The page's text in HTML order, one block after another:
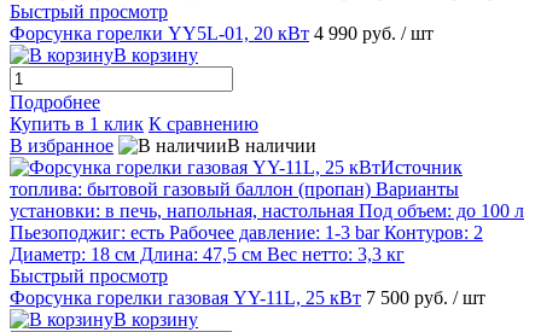
Быстрый просмотр
Форсунка горелки YY5L-01, 20 кВт 4 990 руб. / шт
В корзину
Подробнее
Купить в 1 клик К сравнению
В избранное
В наличии
Быстрый просмотр
Форсунка горелки газовая YY-11L, 25 кВт 7 500 руб. / шт
В корзину